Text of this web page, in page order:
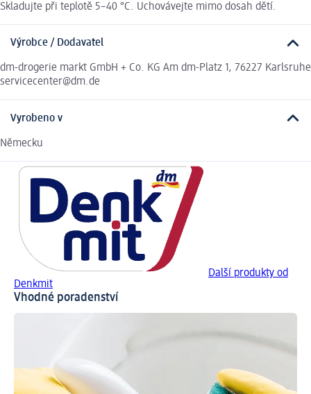
Skladujte při teplotě 5–40 °C. Uchovávejte mimo dosah dětí.
Výrobce / Dodavatel
dm-drogerie markt GmbH + Co. KG Am dm-Platz 1, 76227 Karlsruhe
servicecenter@dm.de
Vyrobeno v
Německu
Další produkty od
Denkmit
Vhodné poradenství